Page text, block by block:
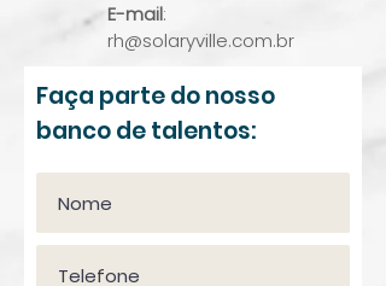
E-mail:
rh@solaryville.com.br
Faça parte do nosso
banco de talentos: